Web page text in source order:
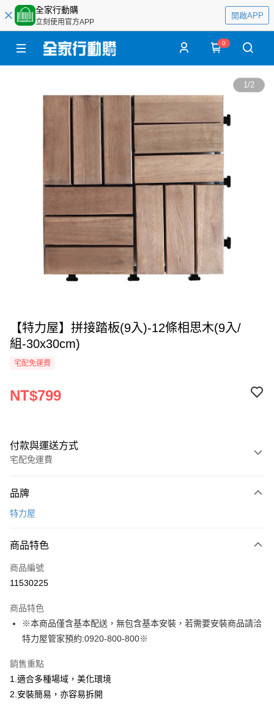
全家行動購
立刻使用官方APP
開啟APP
0
1/2
【特力屋】拼接踏板(9入)-12條相思木(9入/
組-30x30cm)
宅配免運費
NT$799
付款與運送方式
宅配免運費
全家線上支付
本島宅配-活動商品
免運費
品牌
特力屋
商品特色
商品編號
11530225
商品特色
※本商品僅含基本配送，無包含基本安裝，若需要安裝商品請洽
特力屋管家預約:0920-800-800※
銷售重點
1.適合多種場域，美化環境
2.安裝簡易，亦容易拆開